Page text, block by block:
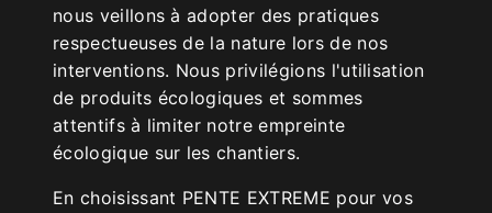
nous veillons à adopter des pratiques
respectueuses de la nature lors de nos
interventions. Nous privilégions l'utilisation
de produits écologiques et sommes
attentifs à limiter notre empreinte
écologique sur les chantiers.
En choisissant PENTE EXTREME pour vos